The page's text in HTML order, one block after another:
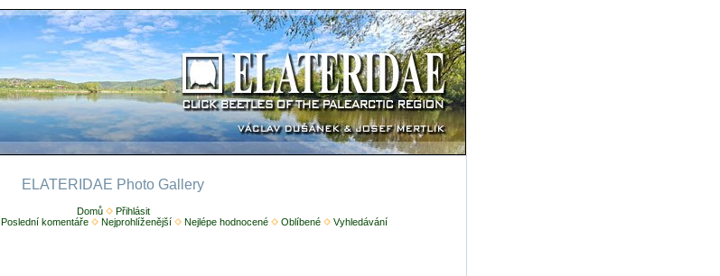
ELATERIDAE Photo Gallery
Domů
Přihlásit
Poslední komentáře Nejprohlíženější Nejlépe hodnocené Oblíbené Vyhledávání